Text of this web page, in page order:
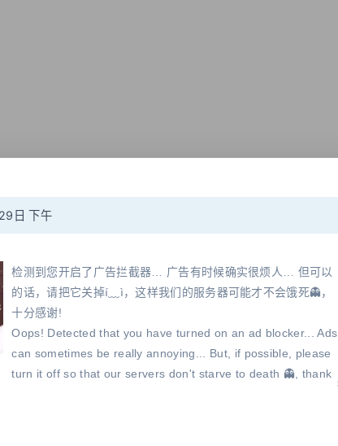
日 下午
检测到您开启了广告拦截器… 广告有时候确实很烦人… 但可以
的话，请把它关掉í﹏ì，这样我们的服务器可能才不会饿死👻，
十分感谢!
Oops! Detected that you have turned on an ad blocker... Ads
can sometimes be really annoying... But, if possible, please
turn it off so that our servers don't starve to death 👻, thank